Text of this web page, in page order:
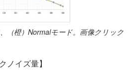
（橙）Normalモード。画像クリック
ノイズ量】